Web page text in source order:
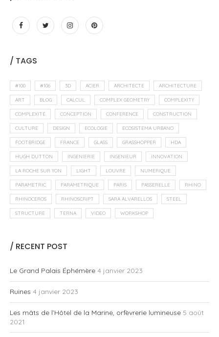
/ TAGS
#100 #106 3D ACIER ARCHITECTE ARCHITECTURE
ART BLOG CALCUL COMPLEX GEOMETRY COMPLEXITY
COMPLEXITÉ CONCEPTION CONFERENCE CONSTRUCTION
CULTURE DESIGN ECOLOGIE ECOSISTEMA URBANO
FOOTBRIDGE FRANCE GLASS GRASSHOPPER HDA
HUGH DUTTON INGENIERIE INGENIEUR INNOVATION
LA ROCHE SUR YON LIGHT LOUVRE NUMERIQUE
PARAMETRIC PARAMETRIQUE PARIS PASSERELLE RHINO
RHINOCEROS RHINOSCRIPT SARA ALVARELLOS STEEL
STRUCTURE TERNA VIDEO WORKSHOP
/ RECENT POST
Le Grand Palais Éphémère 4 janvier 2023
Ruines 4 janvier 2023
Les mâts de l’Hôtel de la Marine, orfèvrerie lumineuse 5 août
2021